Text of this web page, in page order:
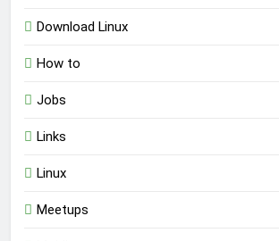
Download Linux
How to
Jobs
Links
Linux
Meetups